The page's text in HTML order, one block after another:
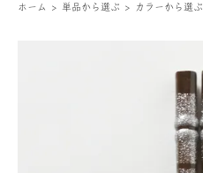
ホーム
単品から選ぶ カラーから選ぶ